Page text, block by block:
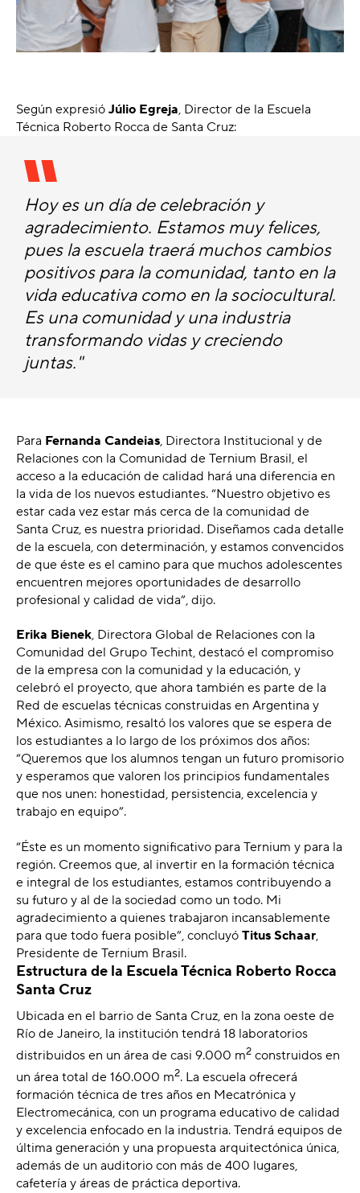
Según expresió Júlio Egreja, Director de la Escuela
Técnica Roberto Rocca de Santa Cruz:
Hoy es un día de celebración y
agradecimiento. Estamos muy felices,
pues la escuela traerá muchos cambios
positivos para la comunidad, tanto en la
vida educativa como en la sociocultural.
Es una comunidad y una industria
transformando vidas y creciendo
juntas."
Para Fernanda Candeias, Directora Institucional y de
Relaciones con la Comunidad de Ternium Brasil, el
acceso a la educación de calidad hará una diferencia en
la vida de los nuevos estudiantes. “Nuestro objetivo es
estar cada vez estar más cerca de la comunidad de
Santa Cruz, es nuestra prioridad. Diseñamos cada detalle
de la escuela, con determinación, y estamos convencidos
de que éste es el camino para que muchos adolescentes
encuentren mejores oportunidades de desarrollo
profesional y calidad de vida”, dijo.
Erika Bienek, Directora Global de Relaciones con la
Comunidad del Grupo Techint, destacó el compromiso
de la empresa con la comunidad y la educación, y
celebró el proyecto, que ahora también es parte de la
Red de escuelas técnicas construidas en Argentina y
México. Asimismo, resaltó los valores que se espera de
los estudiantes a lo largo de los próximos dos años:
“Queremos que los alumnos tengan un futuro promisorio
y esperamos que valoren los principios fundamentales
que nos unen: honestidad, persistencia, excelencia y
trabajo en equipo”.
“Éste es un momento significativo para Ternium y para la
región. Creemos que, al invertir en la formación técnica
e integral de los estudiantes, estamos contribuyendo a
su futuro y al de la sociedad como un todo. Mi
agradecimiento a quienes trabajaron incansablemente
para que todo fuera posible”, concluyó Titus Schaar,
Presidente de Ternium Brasil.
Estructura de la Escuela Técnica Roberto Rocca
Santa Cruz
Ubicada en el barrio de Santa Cruz, en la zona oeste de
Río de Janeiro, la institución tendrá 18 laboratorios
distribuidos en un área de casi 9.000 m2 construidos en
un área total de 160.000 m2. La escuela ofrecerá
formación técnica de tres años en Mecatrónica y
Electromecánica, con un programa educativo de calidad
y excelencia enfocado en la industria. Tendrá equipos de
última generación y una propuesta arquitectónica única,
además de un auditorio con más de 400 lugares,
cafetería y áreas de práctica deportiva.